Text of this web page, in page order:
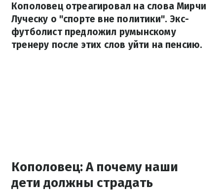
Кополовец отреагировал на слова Мирчи
Луческу о "спорте вне политики". Экс-
футболист предложил румынскому
тренеру после этих слов уйти на пенсию.
Кополовец: А почему наши
дети должны страдать